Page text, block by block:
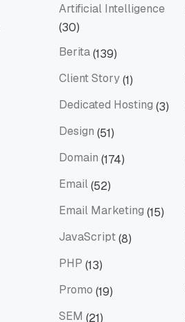
Artificial Intelligence
Artificial Intelligence
(30)
Berita(139)
Client Story(1)
Dedicated Hosting (3)
Design (51)
Domain (174)
Email(52)
Email Marketing (15)
JavaScript(8)
PHP (13)
Promo (19)
SEM (21)